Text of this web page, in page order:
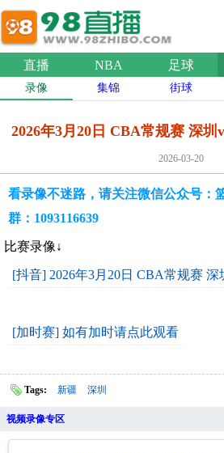
直播 NBA 足球
录像 集锦 街球
2026年3月20日 CBA常规赛 深
2026-03-20
看录像不迷路，请关注微信公众号：
群：1093116639
比赛录像↓
[抖音] 2026年3月20日 CBA常规赛
[加时赛] 如有加时请点此观看
Tags: 新疆 深圳
视频录像专区